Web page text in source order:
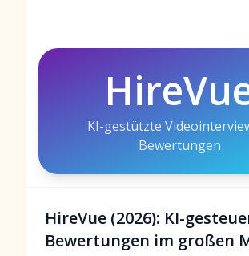
KI-gestützte
Bewertungen
HireVue (2026): KI-
Bewertungen im großen